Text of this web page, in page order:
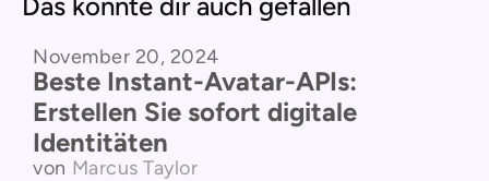
November 20, 2024
Beste Instant-Avatar-APIs:
Erstellen Sie sofort digitale
Identitäten
von Marcus Taylor